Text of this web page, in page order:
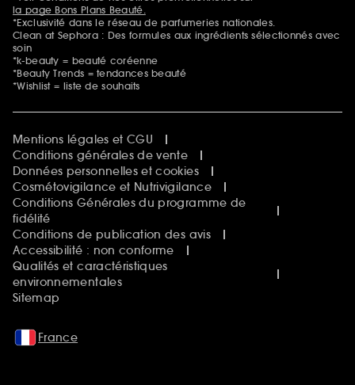
la page Bons Plans Beauté.
*Exclusivité dans le réseau de parfumeries nationales.
Clean at Sephora : Des formules aux ingrédients sélectionnés avec
soin
*k-beauty = beauté coréenne
*Beauty Trends = tendances beauté
*Wishlist = liste de souhaits
Mentions légales et CGU
Conditions générales de vente
Données personnelles et cookies
Cosmétovigilance et Nutrivigilance
Conditions Générales du programme de
fidélité
Conditions de publication des avis
Accessibilité : non conforme
Qualités et caractéristiques
environnementales
Sitemap
France